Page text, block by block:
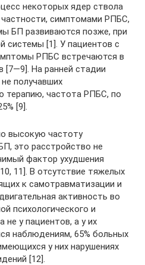
некоторых ядер ствола
частности, симптомами РПБС,
БП развиваются позже, при
системы [1]. У пациентов с
РПБС встречаются в
[7—9]. На ранней стадии
получавших
терапию, частота РПБС, по
[9].
высокую частоту
это расстройство не
фактор ухудшения
11]. В отсутствие тяжелых
к самотравматизации и
активность во
психологического и
у пациентов, а у их
наблюдениям, 65% больных
у них нарушениях
[12].